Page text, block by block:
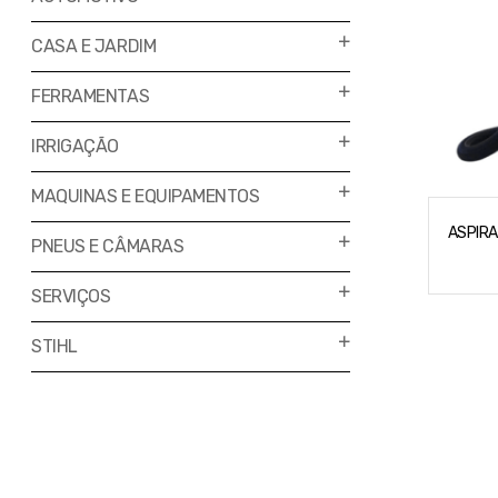
CASA E JARDIM
FERRAMENTAS
IRRIGAÇÃO
MAQUINAS E EQUIPAMENTOS
PNEUS E CÂMARAS
SERVIÇOS
STIHL